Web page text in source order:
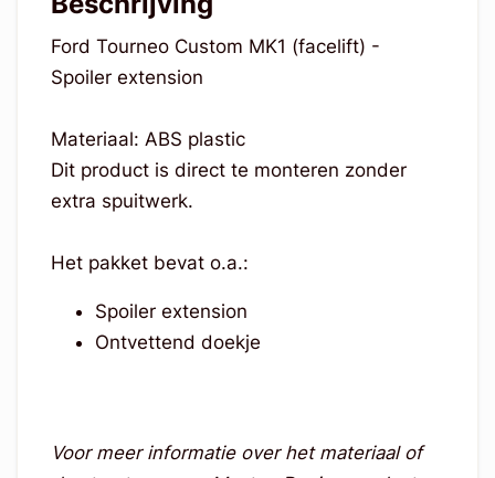
Ford Tourneo Custom MK1 (facelift) -
Spoiler extension
Materiaal: ABS plastic
Dit product is direct te monteren zonder
extra spuitwerk.
Het pakket bevat o.a.:
Spoiler extension
Ontvettend doekje
Voor meer informatie over het materiaal of